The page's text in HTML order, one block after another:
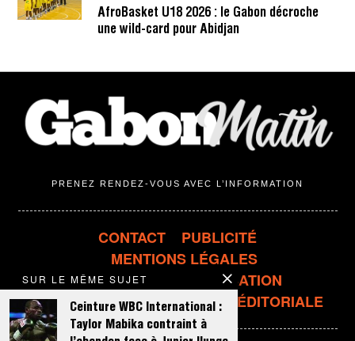
AfroBasket U18 2026 : le Gabon décroche
une wild-card pour Abidjan
SUR LE MÊME SUJET
Ceinture WBC International :
Taylor Mabika contraint à
PRENEZ RENDEZ-VOUS AVEC L’INFORMATION
CONTACT
PUBLICITÉ
MENTIONS LÉGALES
CONDITIONS D'UTILISATION
CONFIDENTIALITÉ
LIGNE ÉDITORIALE